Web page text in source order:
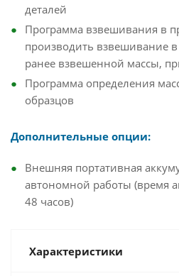
деталей
Программа взвешивания в
производить взвешивание
ранее взвешенной массы,
Программа определения
образцов
Дополнительные опции:
Внешняя портативная
автономной работы (время
48 часов)
Характеристики